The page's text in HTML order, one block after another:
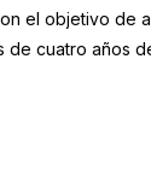
el objetivo de
de cuatro años